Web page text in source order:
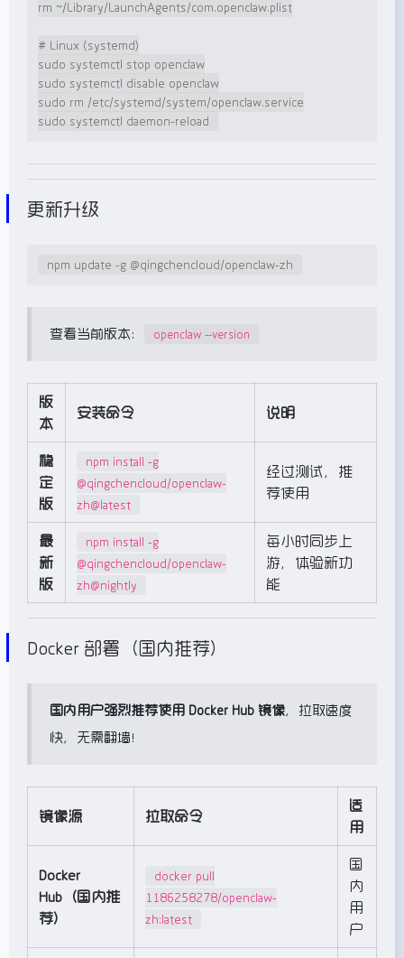
rm ~/Library/LaunchAgents/com.openclaw.plist
# Linux (systemd)
sudo systemctl stop openclaw
sudo systemctl disable openclaw
sudo rm /etc/systemd/system/openclaw.service
sudo systemctl daemon-reload
更新升级
npm update -g @qingchencloud/openclaw-zh
查看当前版本： openclaw --version
版
本
安装命令 说明
稳
定
版
npm install -g
@qingchencloud/openclaw-
zh@latest
经过测试，推
荐使用
最
新
版
npm install -g
@qingchencloud/openclaw-
zh@nightly
每小时同步上
游，体验新功
能
Docker 部署（国内推荐）
国内用户强烈推荐使用 Docker Hub 镜像，拉取速度
快，无需翻墙！
镜像源 拉取命令
适
用
Docker
Hub（国内推
荐）
docker pull
1186258278/openclaw-
zh:latest
国
内
用
户